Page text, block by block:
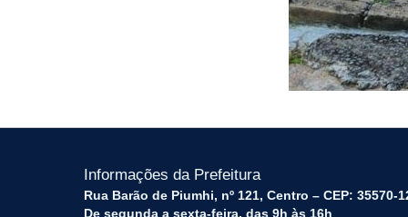
Informações da Prefeitura
Rua Barão de Piumhi, nº 121, Centro – CEP: 35570-
De segunda a sexta-feira, das 9h às 16h